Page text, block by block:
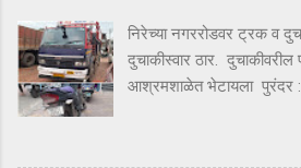
युवकाला जबरदस्तीने गाडीत
जातं. हा प्रकार इतक्या
स्तब्ध झाले. घटनेची माहिती
आणि गावागावातून सतर्कतेचे
निरेच्या नगररोडवर ट्रक व
दुचाकीस्वार ठार. दुचाकीवरील
आश्रमशाळेत भेटायला
ट्रकला डाव्या बाजूने